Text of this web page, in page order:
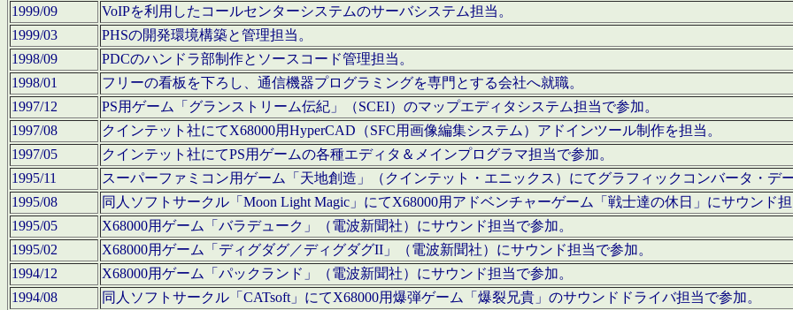
1999/09
VoIPを利用したコールセンターシステムのサーバシステム担当。
1999/03
PHSの開発環境構築と管理担当。
1998/09
PDCのハンドラ部制作とソースコード管理担当。
1998/01
フリーの看板を下ろし、通信機器プログラミングを専門とする会社へ就職。
1997/12
PS用ゲーム「グランストリーム伝紀」（SCEI）のマップエディタシステム担当で参加。
1997/08
クインテット社にてX68000用HyperCAD（SFC用画像編集システム）アドインツール制作を担当。
1997/05
クインテット社にてPS用ゲームの各種エディタ＆メインプログラマ担当で参加。
1995/11
スーパーファミコン用ゲーム「天地創造」（クインテット・エニックス）にてグラフィックコンバータ・デ
1995/08
同人ソフトサークル「Moon Light Magic」にてX68000用アドベンチャーゲーム「戦士達の休日」にサウンド
1995/05
X68000用ゲーム「バラデューク」（電波新聞社）にサウンド担当で参加。
1995/02
X68000用ゲーム「ディグダグ／ディグダグII」（電波新聞社）にサウンド担当で参加。
1994/12
X68000用ゲーム「パックランド」（電波新聞社）にサウンド担当で参加。
1994/08
同人ソフトサークル「CATsoft」にてX68000用爆弾ゲーム「爆裂兄貴」のサウンドドライバ担当で参加。